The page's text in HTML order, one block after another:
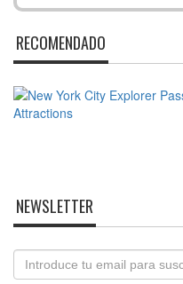
RECOMENDADO
NEWSLETTER
Email